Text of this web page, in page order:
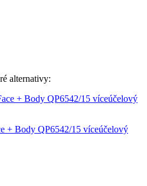
alternativy:
+ Body QP6542/15 víceúčelový